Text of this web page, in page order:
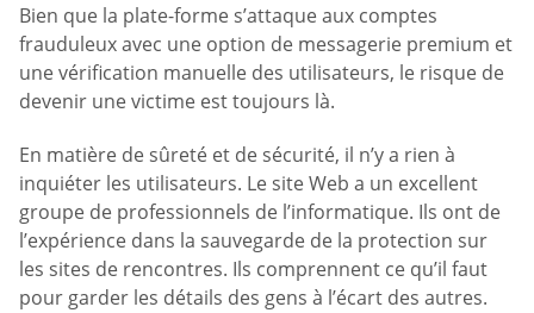
Bien que la plate-forme s’attaque aux comptes
frauduleux avec une option de messagerie premium et
une vérification manuelle des utilisateurs, le risque de
devenir une victime est toujours là.
En matière de sûreté et de sécurité, il n’y a rien à
inquiéter les utilisateurs. Le site Web a un excellent
groupe de professionnels de l’informatique. Ils ont de
l’expérience dans la sauvegarde de la protection sur
les sites de rencontres. Ils comprennent ce qu’il faut
pour garder les détails des gens à l’écart des autres.